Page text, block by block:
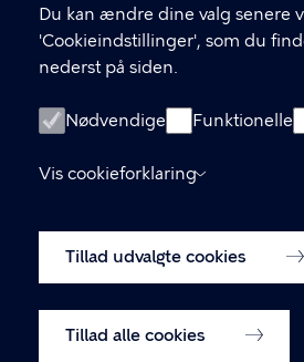
Du kan ændre dine valg senere
'Cookieindstillinger', som du
nederst på siden.
Nødvendige Funktionelle
Vis cookieforklaring
Tillad udvalgte cookies
Tillad alle cookies
LINKS
Kontakt dit
Skriv til
Cookiepolitik
Cookieindstillinger